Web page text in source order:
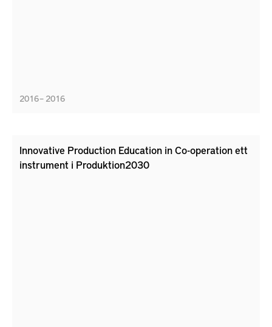
2016 – 2016
Innovative Production Education in Co-operation ett
instrument i Produktion2030